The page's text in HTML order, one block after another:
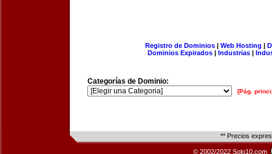
Registro de Dominios| Web Hosting |
Dominios Expirados | Industrias |
Categorías de Dominio:
[Pág.
** Precios
© 2002/2022 Solo10.com